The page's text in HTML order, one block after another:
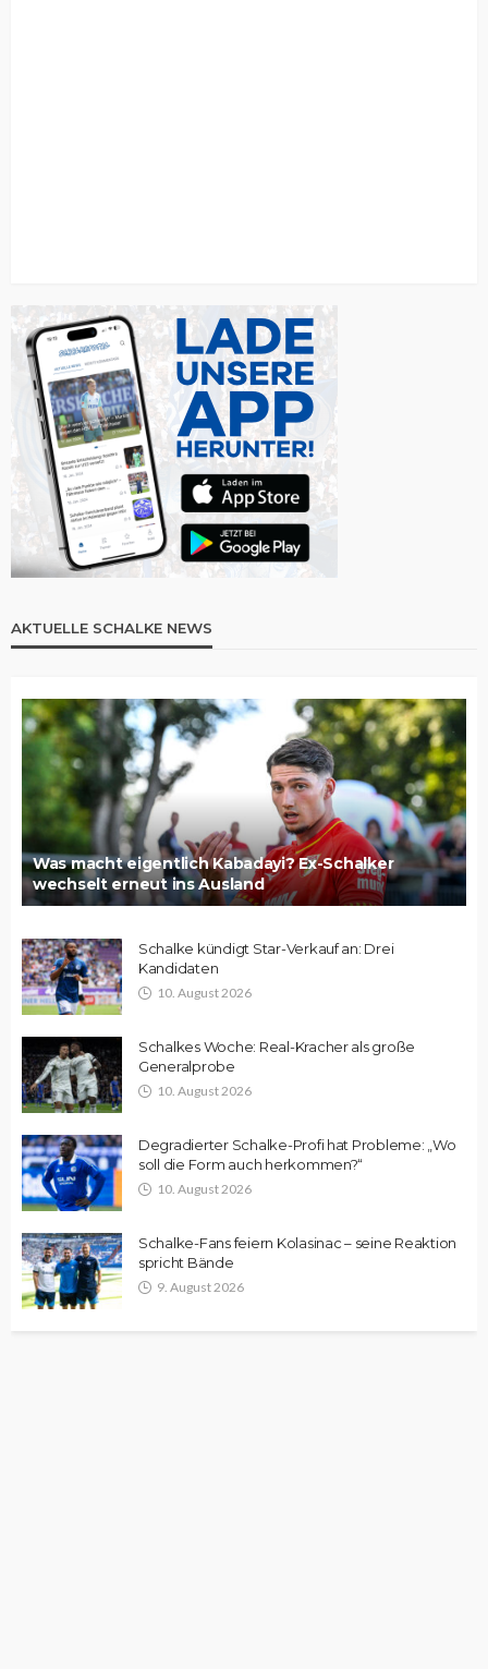
AKTUELLE SCHALKE NEWS
Was macht eigentlich Kabadayi? Ex-Schalker
wechselt erneut ins Ausland
Schalke kündigt Star-Verkauf an: Drei
Kandidaten
10. August 2026
Schalkes Woche: Real-Kracher als große
Generalprobe
10. August 2026
Degradierter Schalke-Profi hat Probleme: „Wo
soll die Form auch herkommen?“
10. August 2026
Schalke-Fans feiern Kolasinac – seine Reaktion
spricht Bände
9. August 2026